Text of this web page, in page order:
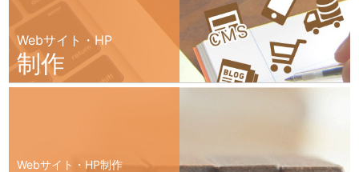
Webサイト・HP
制作
Webサイト・HP制作